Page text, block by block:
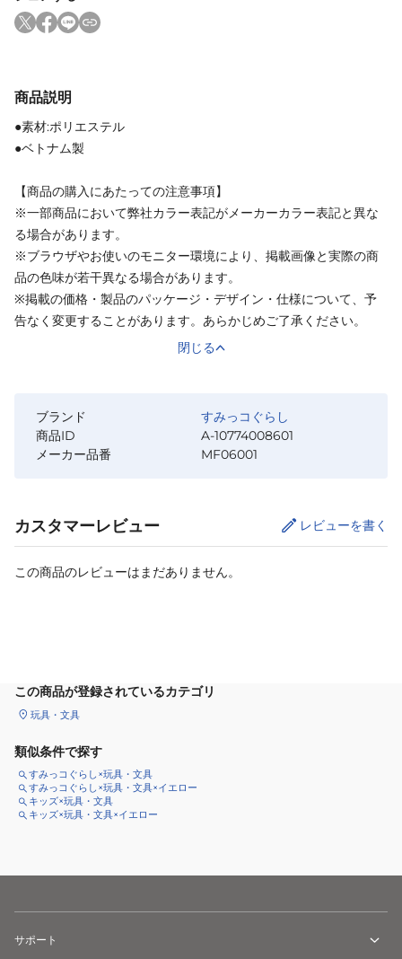
商品説明
●素材:ポリエステル
●ベトナム製
【商品の購入にあたっての注意事項】
※一部商品において弊社カラー表記がメーカーカラー表記と異な
る場合があります。
※ブラウザやお使いのモニター環境により、掲載画像と実際の商
品の色味が若干異なる場合があります。
※掲載の価格・製品のパッケージ・デザイン・仕様について、予
告なく変更することがあります。あらかじめご了承ください。
閉じる
ブランド
すみっコぐらし
商品ID
A-10774008601
メーカー品番
MF06001
カスタマーレビュー レビューを書く
この商品のレビューはまだありません。
この商品が登録されているカテゴリ
玩具・文具
類似条件で探す
すみっコぐらし×玩具・文具
すみっコぐらし×玩具・文具×イエロー
キッズ×玩具・文具
キッズ×玩具・文具×イエロー
サポート